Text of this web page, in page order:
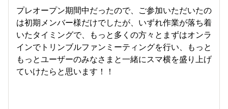
プレオープン期間中だったので、ご参加いただいたの
は初期メンバー様だけでしたが、いずれ作業が落ち着
いたタイミングで、もっと多くの方々とまずはオンラ
インでトリンブルファンミーティングを行い、もっと
もっとユーザーのみなさまと一緒にスマ横を盛り上げ
ていけたらと思います！！